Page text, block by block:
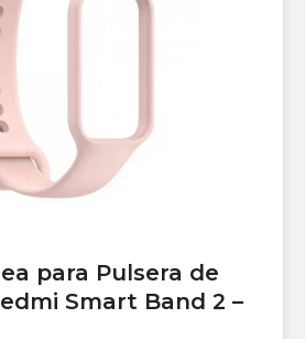
para Pulsera de
Smart Band 2 –